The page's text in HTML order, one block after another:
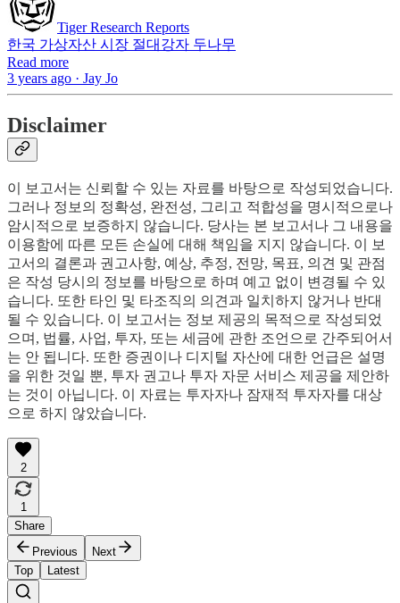
Tiger Research Reports
한국 가상자산 시장 절대강자 두나무
Read more
3 years ago · Jay Jo
Disclaimer
이 보고서는 신뢰할 수 있는 자료를 바탕으로 작성되었습니다.
그러나 정보의 정확성, 완전성, 그리고 적합성을 명시적으로나
암시적으로 보증하지 않습니다. 당사는 본 보고서나 그 내용을
이용함에 따른 모든 손실에 대해 책임을 지지 않습니다. 이 보
고서의 결론과 권고사항, 예상, 추정, 전망, 목표, 의견 및 관점
은 작성 당시의 정보를 바탕으로 하며 예고 없이 변경될 수 있
습니다. 또한 타인 및 타조직의 의견과 일치하지 않거나 반대
될 수 있습니다. 이 보고서는 정보 제공의 목적으로 작성되었
으며, 법률, 사업, 투자, 또는 세금에 관한 조언으로 간주되어서
는 안 됩니다. 또한 증권이나 디지털 자산에 대한 언급은 설명
을 위한 것일 뿐, 투자 권고나 투자 자문 서비스 제공을 제안하
는 것이 아닙니다. 이 자료는 투자자나 잠재적 투자자를 대상
으로 하지 않았습니다.
2
1
Share
Previous
Next
Top
Latest